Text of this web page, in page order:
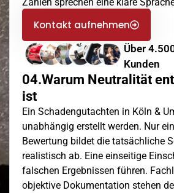
Kontakt aufnehmen
Über
Kunden
04.Warum Neutralität
ist
Ein Schadengutachten in Köln &
unabhängig erstellt werden. Nur
Bewertung bildet die tatsächliche
realistisch ab. Eine einseitige
falschen Ergebnissen führen.
objektive Dokumentation stehen